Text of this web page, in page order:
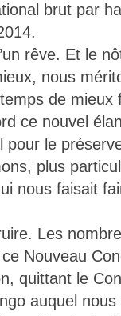
brut par
rêve. Et le
nous
de mieux
ce nouvel
le
plus
nous faisait
Les
Nouveau
quittant le
auquel